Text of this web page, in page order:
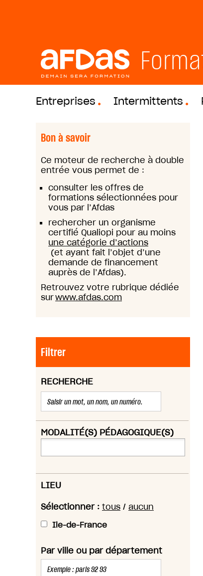
Entreprises Intermittents
Bon à savoir
Ce moteur de recherche à double
entrée vous permet de :
consulter les offres de
formations sélectionnées pour
vous par l’Afdas
rechercher un organisme
certifié Qualiopi pour au moins
une catégorie d’actions
(et ayant fait l’objet d’une
demande de financement
auprès de l’Afdas).
Retrouvez votre rubrique dédiée
surwww.afdas.com
Filtrer
RECHERCHE
MODALITÉ(S) PÉDAGOGIQUE(S)
LIEU
Sélectionner : tous / aucun
Ile-de-France
Par ville ou par département